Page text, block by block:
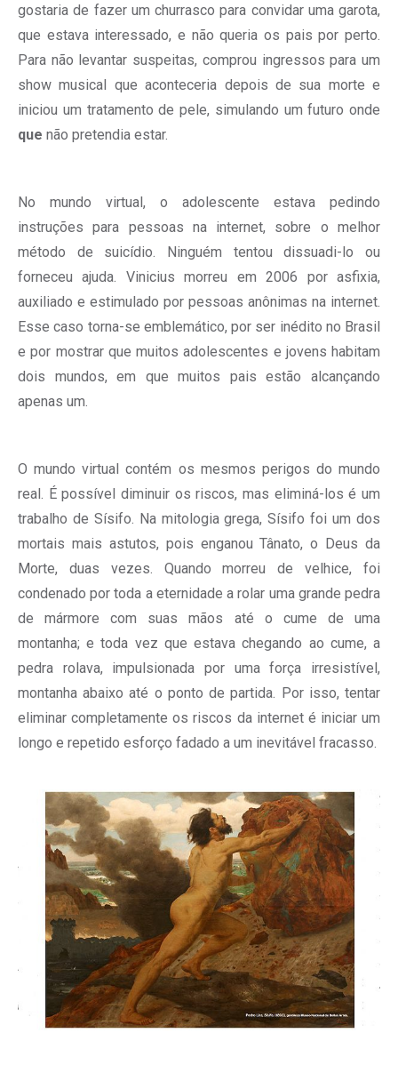
gostaria de fazer um churrasco para convidar uma garota,
que estava interessado, e não queria os pais por perto.
Para não levantar suspeitas, comprou ingressos para um
show musical que aconteceria depois de sua morte e
iniciou um tratamento de pele, simulando um futuro onde
que não pretendia estar.
No mundo virtual, o adolescente estava pedindo
instruções para pessoas na internet, sobre o melhor
método de suicídio. Ninguém tentou dissuadi-lo ou
forneceu ajuda. Vinicius morreu em 2006 por asfixia,
auxiliado e estimulado por pessoas anônimas na internet.
Esse caso torna-se emblemático, por ser inédito no Brasil
e por mostrar que muitos adolescentes e jovens habitam
dois mundos, em que muitos pais estão alcançando
apenas um.
O mundo virtual contém os mesmos perigos do mundo
real. É possível diminuir os riscos, mas eliminá-los é um
trabalho de Sísifo. Na mitologia grega, Sísifo foi um dos
mortais mais astutos, pois enganou Tânato, o Deus da
Morte, duas vezes. Quando morreu de velhice, foi
condenado por toda a eternidade a rolar uma grande pedra
de mármore com suas mãos até o cume de uma
montanha; e toda vez que estava chegando ao cume, a
pedra rolava, impulsionada por uma força irresistível,
montanha abaixo até o ponto de partida. Por isso, tentar
eliminar completamente os riscos da internet é iniciar um
longo e repetido esforço fadado a um inevitável fracasso.